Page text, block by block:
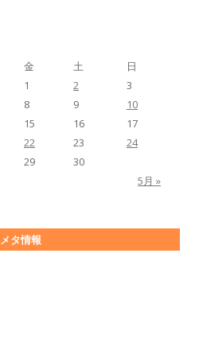
金 土 日
5月 »
1 2
3
8 9
10
15 16
17
22 23
24
29 30
メタ情報